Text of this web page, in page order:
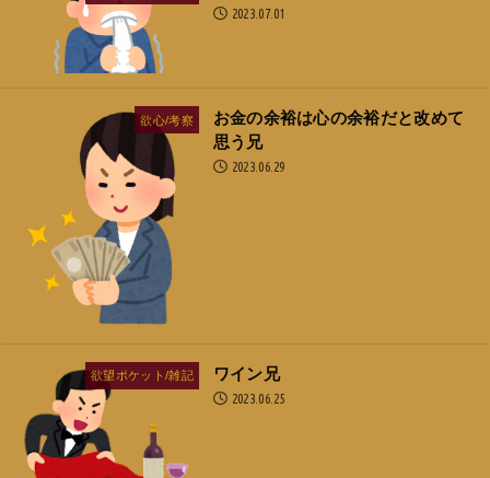
2023.07.01
欲心/考察
お金の余裕は心の余裕だと改めて
思う兄
2023.06.29
欲望ポケット/雑記 ワイン兄
2023.06.25